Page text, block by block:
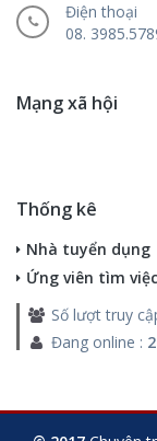
Điện thoại
08.
Mạng xã hội
Thống kê
Nhà tuyển dụng
Ứng viên tìm việc
Số lượt truy
Đang online :